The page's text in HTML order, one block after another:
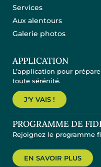
Services
Aux alentours
Galerie photos
APPLICATION
L’application pour
toute sérénité.
J'Y VAIS !
PROGRAMME DE
Rejoignez le programme
EN SAVOIR PLUS